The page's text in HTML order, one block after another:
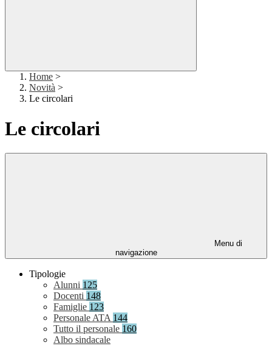
Home >
Novità >
Le circolari
Le circolari
Menu di
navigazione
Tipologie
Alunni 125
Docenti 148
Famiglie 123
Personale ATA 144
Tutto il personale 160
Albo sindacale